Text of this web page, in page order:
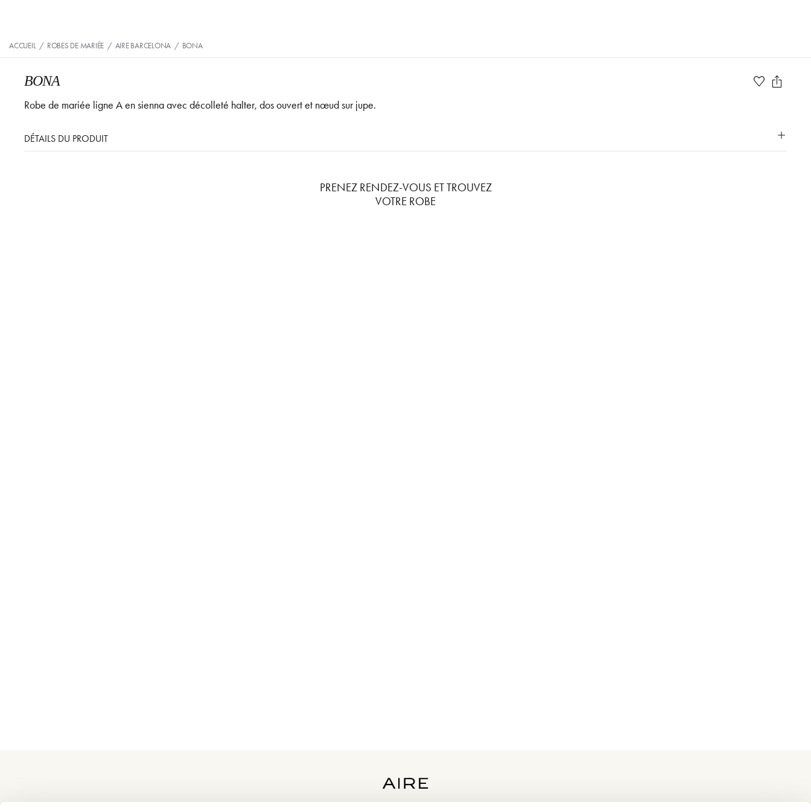
ACCUEIL / ROBES DE MARIÉE / AIRE BARCELONA / BONA
BONA
Robe de mariée ligne A en sienna avec décolleté halter, dos ouvert et nœud sur jupe.
DÉTAILS DU PRODUIT
PRENEZ RENDEZ-VOUS ET TROUVEZ
VOTRE ROBE